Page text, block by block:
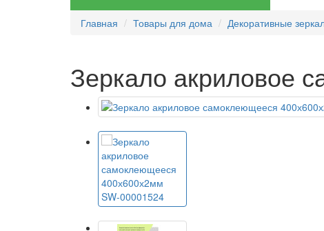
Главная Товары для дома Декоративные
Зеркало акриловое